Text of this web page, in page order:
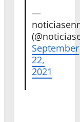
—
September
22,
2021